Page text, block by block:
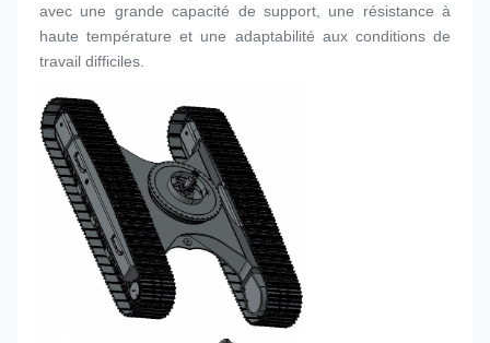
avec une grande capacité de support, une résistance à
haute température et une adaptabilité aux conditions de
travail difficiles.